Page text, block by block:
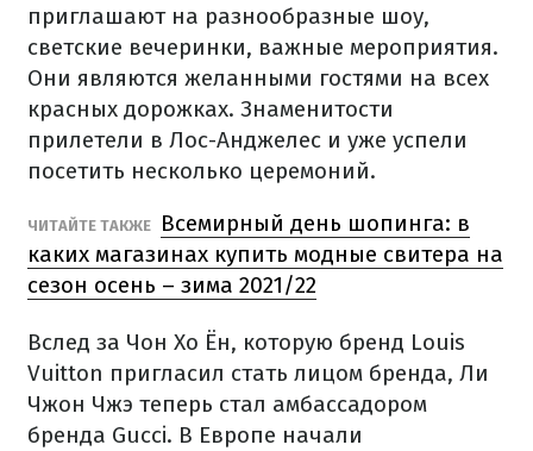
приглашают на разнообразные шоу,
светские вечеринки, важные мероприятия.
Они являются желанными гостями на всех
красных дорожках. Знаменитости
прилетели в Лос-Анджелес и уже успели
посетить несколько церемоний.
ЧИТАЙТЕ ТАКЖЕ
Всемирный день шопинга: в
каких магазинах купить модные свитера на
сезон осень – зима 2021/22
Вслед за Чон Хо Ён, которую бренд Louis
Vuitton пригласил стать лицом бренда, Ли
Чжон Чжэ теперь стал амбассадором
бренда Gucci. В Европе начали